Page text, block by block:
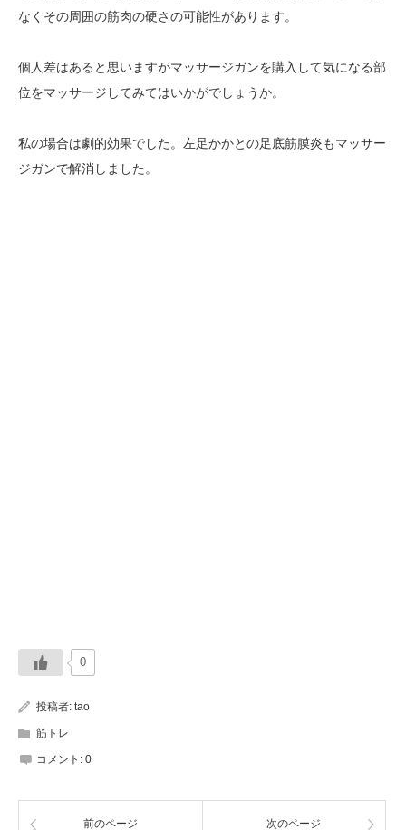
なくその周囲の筋肉の硬さの可能性があります。
個人差はあると思いますがマッサージガンを購入して気になる部
位をマッサージしてみてはいかがでしょうか。
私の場合は劇的効果でした。左足かかとの足底筋膜炎もマッサー
ジガンで解消しました。
0
投稿者: tao
筋トレ
コメント: 0
前のページ 次のページ